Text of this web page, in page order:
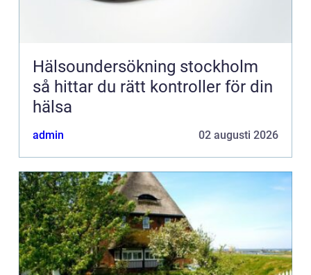
Hälsoundersökning stockholm
så hittar du rätt kontroller för din
hälsa
admin 02 augusti 2026